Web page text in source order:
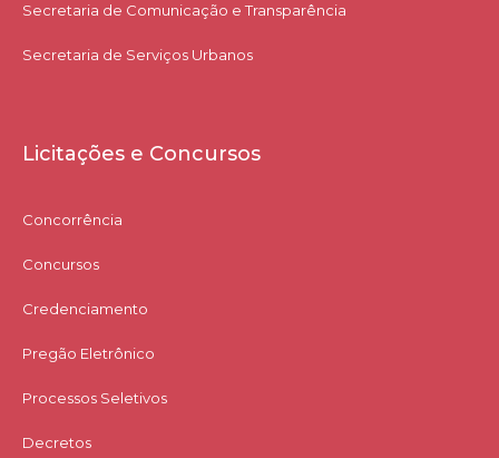
Secretaria de Comunicação e Transparência
Secretaria de Serviços Urbanos
Licitações e Concursos
Concorrência
Concursos
Credenciamento
Pregão Eletrônico
Processos Seletivos
Decretos